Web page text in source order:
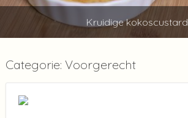
Kruidige kokoscustard
Categorie: Voorgerecht